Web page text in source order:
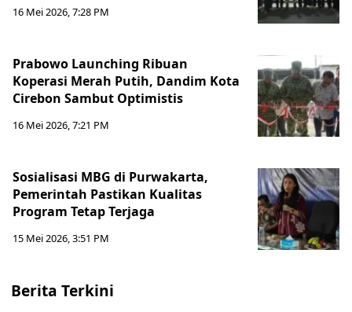
16 Mei 2026, 7:28 PM
Prabowo Launching Ribuan
Koperasi Merah Putih, Dandim Kota
Cirebon Sambut Optimistis
16 Mei 2026, 7:21 PM
Sosialisasi MBG di Purwakarta,
Pemerintah Pastikan Kualitas
Program Tetap Terjaga
15 Mei 2026, 3:51 PM
Berita Terkini